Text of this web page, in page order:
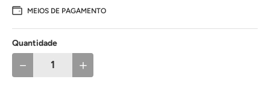
MEIOS DE PAGAMENTO
Quantidade
＋
－